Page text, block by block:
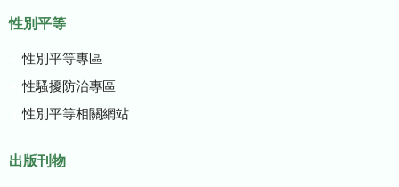
性別平等
性別平等專區
性騷擾防治專區
性別平等相關網站
出版刊物